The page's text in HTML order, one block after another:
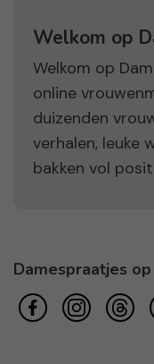
Welkom op
Welkom op
online
duizenden
verhalen, leuke
bakken vol
Damespraatjes op